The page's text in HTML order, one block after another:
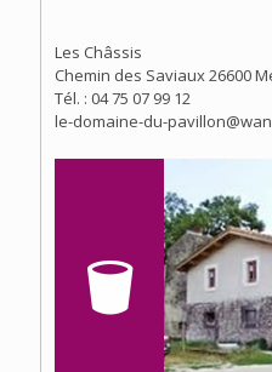
Les Châssis
Chemin des Saviaux 26600
Tél. : 04 75 07 99 12
le-domaine-du-